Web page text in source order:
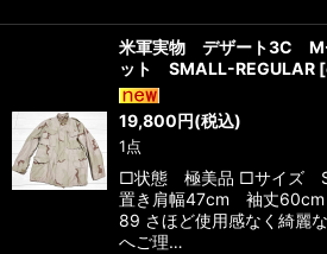
米軍実物 デザート3C
ット SMALL-REGULAR [
19,800円(税込)
1点
□状態 極美品 □サイズ
置き肩幅47cm 袖丈
89 さほど使用感なく綺麗
へご理…